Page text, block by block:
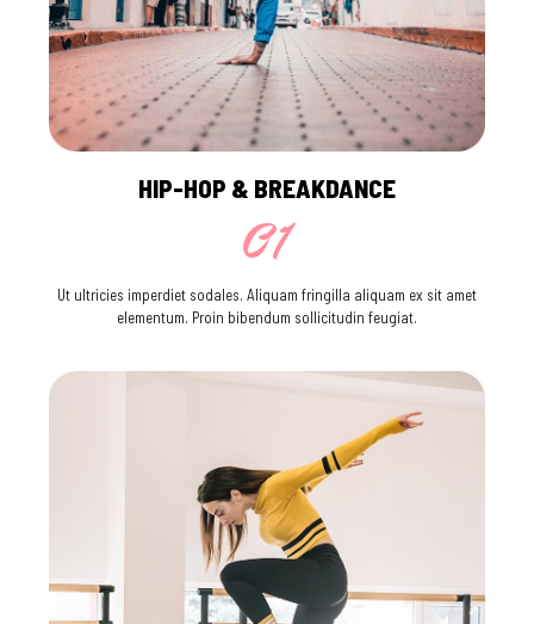
HIP-HOP & BREAKDANCE
01
Ut ultricies imperdiet sodales. Aliquam fringilla aliquam ex sit amet
elementum. Proin bibendum sollicitudin feugiat.